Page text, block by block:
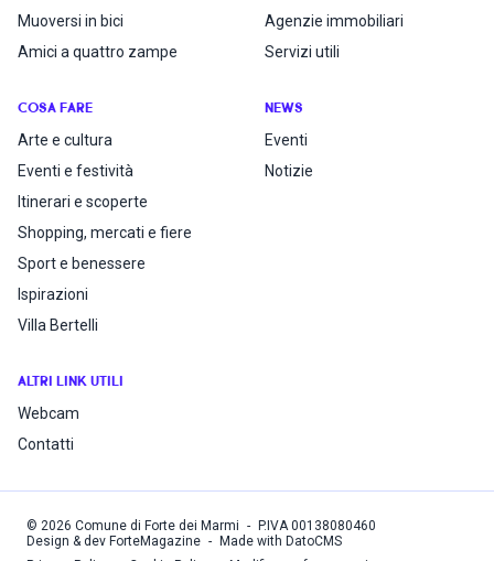
Muoversi in bici
Amici a quattro zampe
Agenzie immobiliari
Servizi utili
COSA FARE
Arte e cultura
Eventi e festività
Itinerari e scoperte
Shopping, mercati e fiere
Sport e benessere
Ispirazioni
Villa Bertelli
NEWS
Eventi
Notizie
ALTRI LINK UTILI
Webcam
Contatti
© 2026 Comune di Forte dei Marmi - P.IVA00138080460
Design & dev ForteMagazine -
Made with DatoCMS